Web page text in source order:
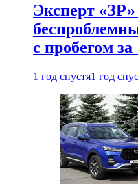
Эксперт
с пробегом
1 год спустя1 год